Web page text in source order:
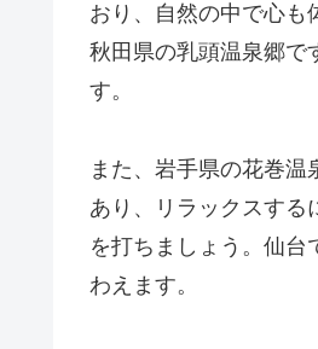
おり、自然の中で心も
秋田県の乳頭温泉郷で
す。
また、岩手県の花巻
あり、リラックスする
を打ちましょう。仙台
わえます。